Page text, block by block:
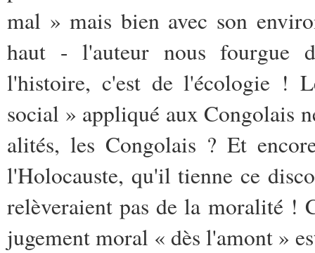
mal » mais bien avec son
haut - l'auteur nous fourgue
l'histoire, c'est de l'écologie !
social » appliqué aux Congolais
alités, les Congolais ? Et
l'Holocauste, qu'il tienne ce
relèveraient pas de la moralité !
jugement moral « dès l'amont »